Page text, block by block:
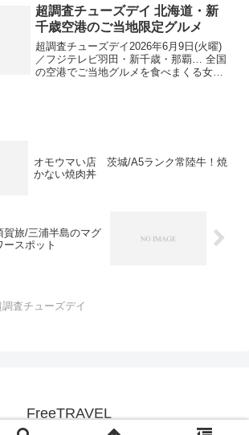
い？出演者：メイプル超合金 カズレーザ
ー、ニューヨーク...
超調査チューズデイ 北海道・新
千歳空港のご当地限定グルメ
超調査チューズデイ2026年6月9日(火曜)
／フジテレビ羽田・新千歳・那覇… 全国
の空港でご当地グルメを食べまくる女子
オモウマい店 茨城/A5ランク常陸牛！焼
かない焼肉丼
旅/三浦半島のマグ
ースポット
調査チューズデイ
FreeTRAVEL